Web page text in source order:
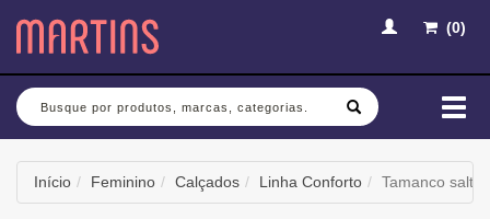
(0)
Busca
Início Feminino Calçados Linha Conforto Tamanco salto